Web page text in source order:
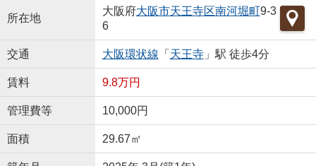
所在地
大阪府大阪市天王寺区南河堀町9-3
6
交通 大阪環状線 「 天王寺」駅 徒歩4分
賃料 9.8万円
管理費等 10,000円
面積 29.67㎡